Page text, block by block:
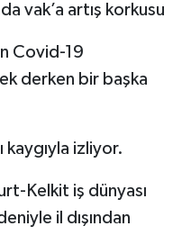
vak’a artış korkusu
Covid-19
derken bir başka
kaygıyla izliyor.
Kelkit iş dünyası
il dışından